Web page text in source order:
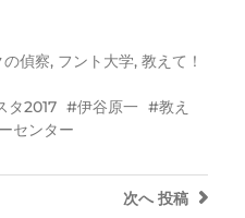
の偵察, フント大学, 教えて！
タ2017 伊谷原一
教え
センター
次へ 投稿